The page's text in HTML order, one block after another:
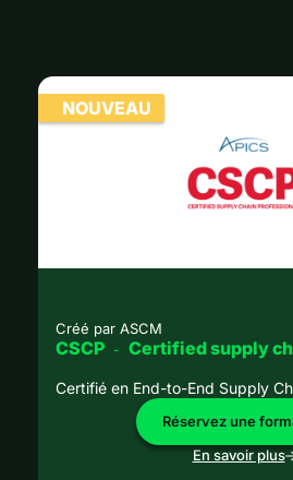
NOUVEAU
Créé par ASCM
CSCP - Certified supply
Certifié en End-to-End Supply
Réservez une
En savoir plus